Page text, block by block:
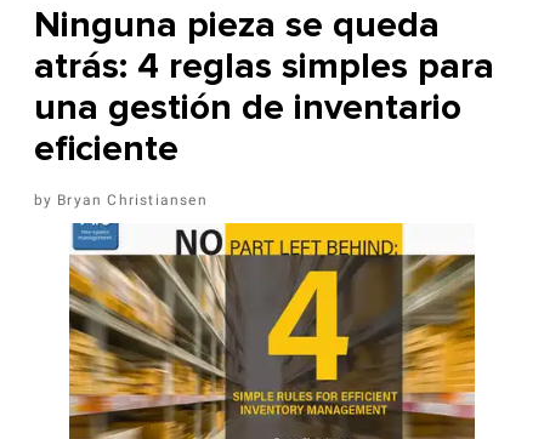
Ninguna pieza se queda
atrás: 4 reglas simples para
una gestión de inventario
eficiente
Bryan Christiansen